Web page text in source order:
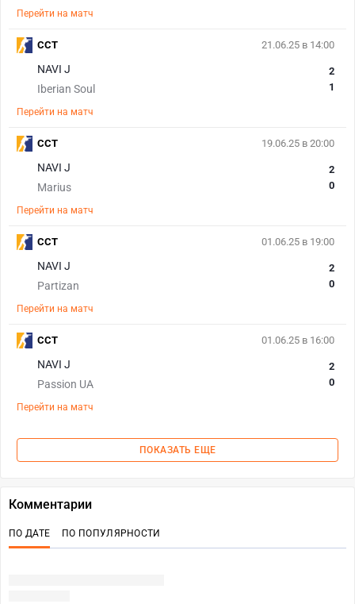
Перейти на матч
21.06.25 в 14:00
NAVI J
Iberian Soul
2
1
Перейти на матч
CCT
19.06.25 в 20:00
NAVI J
Marius
2
0
Перейти на матч
CCT
01.06.25 в 19:00
NAVI J
Partizan
2
0
Перейти на матч
CCT
01.06.25 в 16:00
NAVI J
Passion UA
2
0
Перейти на матч
CCT
ПОКАЗАТЬ ЕЩЕ
Комментарии
ПО ДАТЕ ПО ПОПУЛЯРНОСТИ